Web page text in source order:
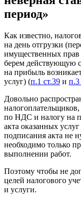
период»
Как известно,
на день отгрузки
имущественных прав
берем действующую
на прибыль
услуг) (п.1 ст.39 и п.3
Довольно
по НДС и налогу на
акта оказанных
подписания акта не
необходимо только
выполнении работ.
Поэтому чтобы не
целей налогового
и услуги.